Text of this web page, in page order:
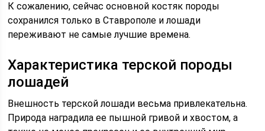
К сожалению, сейчас основной костяк породы
сохранился только в Ставрополе и лошади
переживают не самые лучшие времена.
Характеристика терской породы
лошадей
Внешность терской лошади весьма привлекательна.
Природа наградила ее пышной гривой и хвостом, а